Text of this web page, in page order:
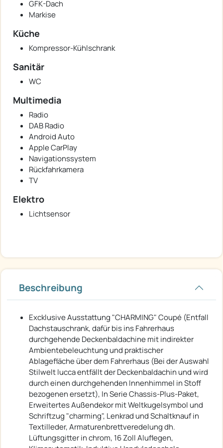
GFK-Dach
Markise
Küche
Kompressor-Kühlschrank
Sanitär
WC
Multimedia
Radio
DAB Radio
Android Auto
Apple CarPlay
Navigationssystem
Rückfahrkamera
TV
Elektro
Lichtsensor
Beschreibung
Excklusive Ausstattung "CHARMING" Coupé (Entfall
Dachstauschrank, dafür bis ins Fahrerhaus
durchgehende Deckenbaldachine mit indirekter
Ambientebeleuchtung und praktischer
Ablagefläche über dem Fahrerhaus (Bei der Auswahl
Stilwelt lucca entfällt der Deckenbaldachin und wird
durch einen durchgehenden Innenhimmel in Stoff
bezogenen ersetzt), In Serie Chassis-Plus-Paket,
Erweitertes Außendekor mit Weltkugelsymbol und
Schriftzug "charming", Lenkrad und Schaltknauf in
Textilleder, Armaturenbrettveredelung dh.
Lüftungsgitter in chrom, 16 Zoll Aluflegen,